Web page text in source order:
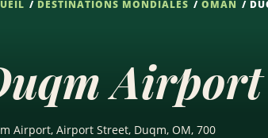
DESTINATIONS MONDIALES OMAN
Airport, Airport Street, Duqm, OM, 700